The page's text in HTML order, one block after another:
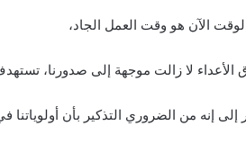
الآن هو وقت العمل الجاد،
الأعداء لا زالت موجهة إلى صدورنا،
إلى إنه من الضروري التذكير بأن